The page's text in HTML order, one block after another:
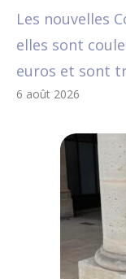
Les nouvelles
elles sont
euros et sont
6 août 2026